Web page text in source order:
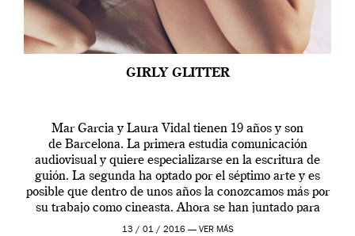
GIRLY GLITTER
Mar Garcia y Laura Vidal tienen 19 años y son
de Barcelona. La primera estudia comunicación
audiovisual y quiere especializarse en la escritura de
guión. La segunda ha optado por el séptimo arte y es
posible que dentro de unos años la conozcamos más por
su trabajo como cineasta. Ahora se han juntado para
contarnos una […]
13 / 01 / 2016 — VER MÁS